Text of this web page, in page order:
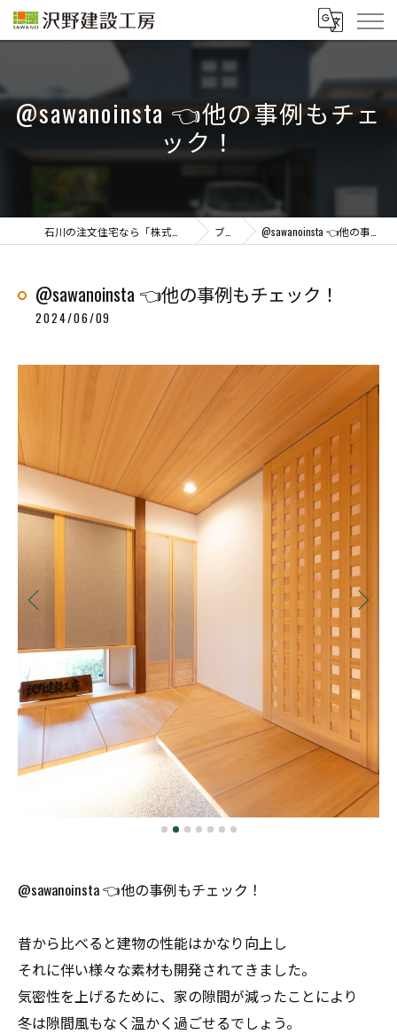
@sawanoinsta 👈他の事例もチェ
ック！
ブログ @sawanoinsta 👈他の事例もチェック！
@sawanoinsta 👈他の事例もチェック！
2024/06/09
@sawanoinsta 👈他の事例もチェック！
昔から比べると建物の性能はかなり向上し
それに伴い様々な素材も開発されてきました。
気密性を上げるために、家の隙間が減ったことにより
冬は隙間風もなく温かく過ごせるでしょう。